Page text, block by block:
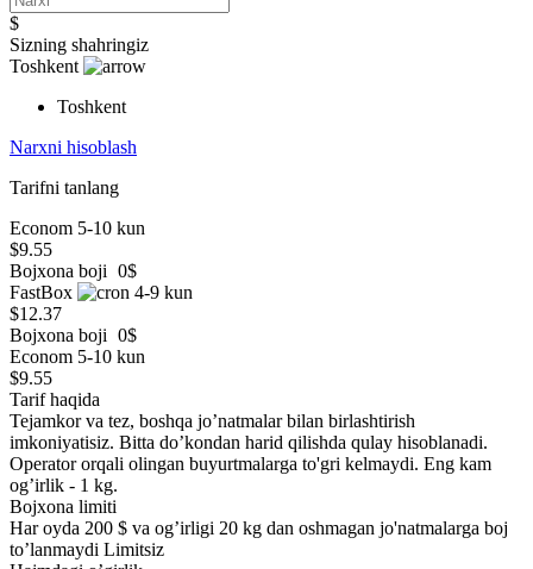
$
Sizning shahringiz
Toshkent
Toshkent
Narxni hisoblash
Tarifni tanlang
Econom 5-10 kun
$9.55
Bojxona boji 0$
FastBox
4-9 kun
$12.37
Bojxona boji 0$
Econom 5-10 kun
$9.55
Tarif haqida
Tejamkor va tez, boshqa jo’natmalar bilan birlashtirish
imkoniyatisiz. Bitta do’kondan harid qilishda qulay hisoblanadi.
Operator orqali olingan buyurtmalarga to'gri kelmaydi. Eng kam
og’irlik - 1 kg.
Bojxona limiti
Har oyda 200 $ va og’irligi 20 kg dan oshmagan jo'natmalarga boj
to’lanmaydi Limitsiz